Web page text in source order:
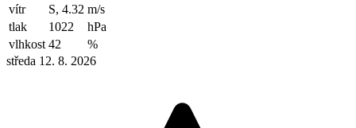
vítr
S, 4.32 m/s
tlak
1022
hPa
vlhkost 42
%
středa 12. 8. 2026